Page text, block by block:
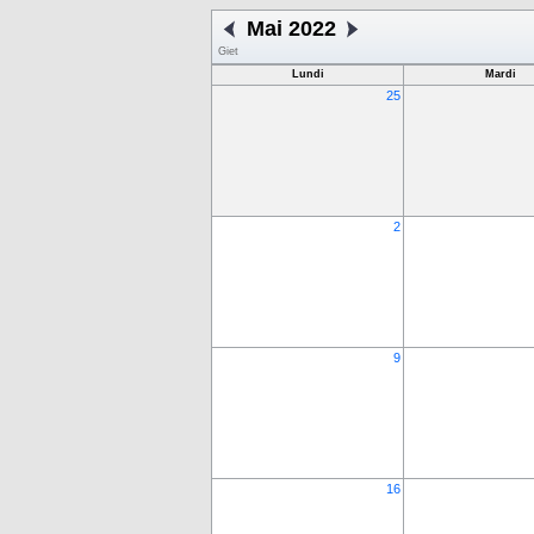
Mai 2022
Giet
Lundi
Mardi
25
2
9
16